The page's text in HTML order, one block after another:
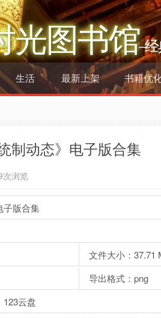
光图书馆–
生活 最新上架 书籍优
制动态》电子版合集
次浏览
子版合集
文件大小：37.71
导出格式：png
云盘